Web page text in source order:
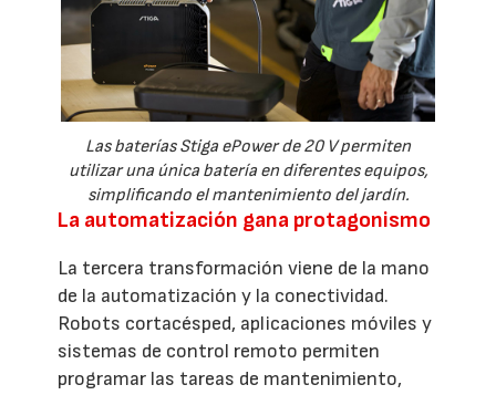
Las baterías Stiga ePower de 20 V permiten
utilizar una única batería en diferentes equipos,
simplificando el mantenimiento del jardín.
La automatización gana protagonismo
La tercera transformación viene de la mano
de la automatización y la conectividad.
Robots cortacésped, aplicaciones móviles y
sistemas de control remoto permiten
programar las tareas de mantenimiento,